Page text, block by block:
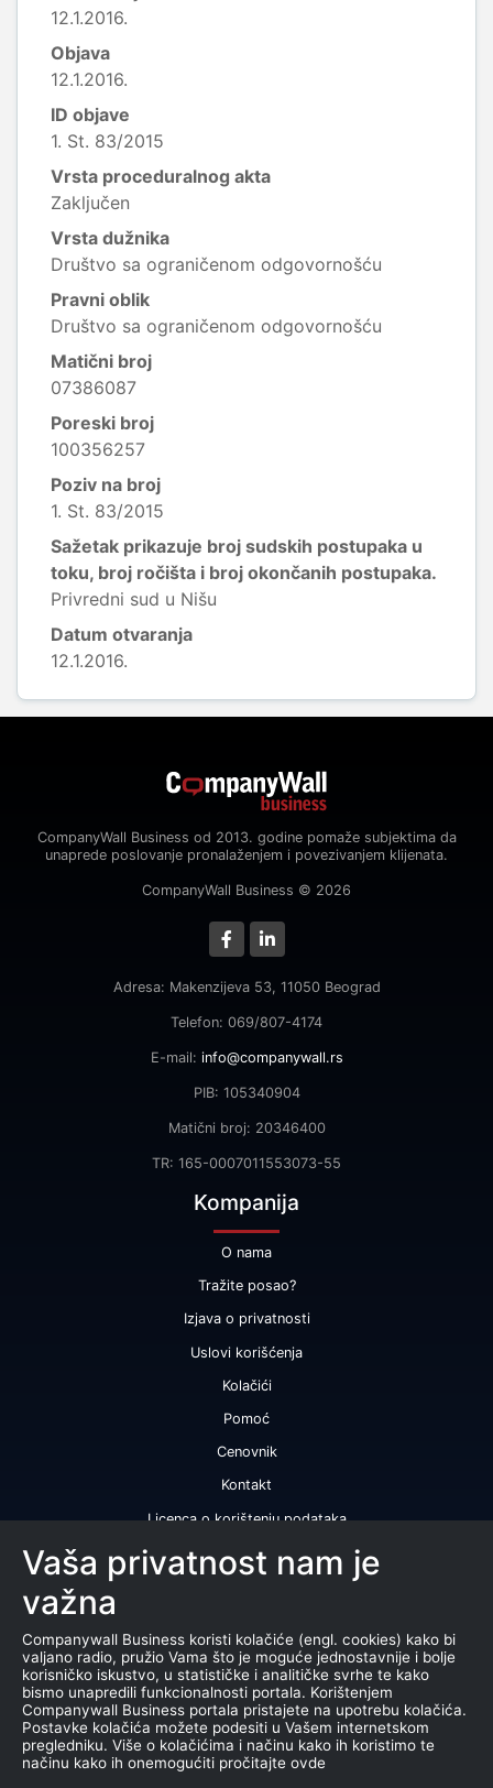
12.1.2016.
Objava
12.1.2016.
ID objave
1. St. 83/2015
Vrsta proceduralnog akta
Zaključen
Vrsta dužnika
Društvo sa ograničenom odgovornošću
Pravni oblik
Društvo sa ograničenom odgovornošću
Matični broj
07386087
Poreski broj
100356257
Poziv na broj
1. St. 83/2015
Sažetak prikazuje broj sudskih postupaka u
toku, broj ročišta i broj okončanih postupaka.
Privredni sud u Nišu
Datum otvaranja
12.1.2016.
CompanyWall Business od 2013. godine pomaže subjektima da
unaprede poslovanje pronalaženjem i povezivanjem klijenata.
CompanyWall Business © 2026
Adresa: Makenzijeva 53, 11050 Beograd
Telefon: 069/807-4174
E-mail: info@companywall.rs
PIB: 105340904
Matični broj: 20346400
TR: 165-0007011553073-55
Kompanija
O nama
Tražite posao?
Izjava o privatnosti
Uslovi korišćenja
Kolačići
Pomoć
Cenovnik
Kontakt
Licenca o korištenju podataka
Naše usluge
Bonitetni izveštaj
Sertifikat bonitetne izvrsnosti
Proizvodi
Saradnja sa registrom APR
Vaša privatnost nam je
važna
Companywall Business koristi kolačiće (engl. cookies) kako bi
valjano radio, pružio Vama što je moguće jednostavnije i bolje
korisničko iskustvo, u statističke i analitičke svrhe te kako
bismo unapredili funkcionalnosti portala. Korištenjem
Companywall Business portala pristajete na upotrebu kolačića.
Postavke kolačića možete podesiti u Vašem internetskom
pregledniku. Više o kolačićima i načinu kako ih koristimo te
načinu kako ih onemogućiti pročitajte ovde